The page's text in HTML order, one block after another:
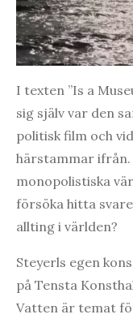
I texten ”Is a
sig själv var den
politisk film och
härstammar
monopolistiska
försöka hitta
allting i världen?
Steyerls egen
på Tensta
Vatten är temat